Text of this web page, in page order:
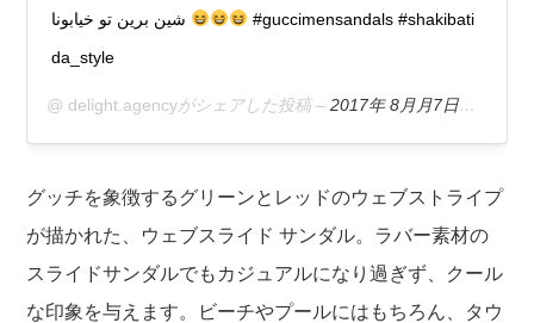
#guccimensandals #shakibati
da_style
@ delight.agencyがシェアした投稿 –2017年 8月月7日午前2時47分PDT
グッチを象徴するグリーンとレッドのウェブストライプ
が描かれた、ウェブスライド サンダル。ラバー素材の
スライドサンダルでもカジュアルになり過ぎず、クール
な印象を与えます。ビーチやプールにはもちろん、タウ